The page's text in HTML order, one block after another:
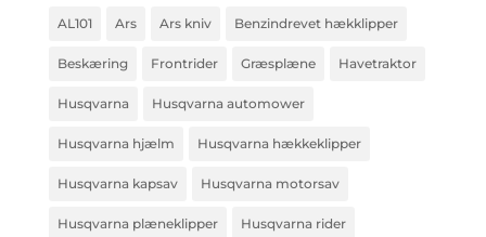
AL101 Ars Ars kniv Benzindrevet hækklipper
Beskæring Frontrider Græsplæne Havetraktor
Husqvarna Husqvarna automower
Husqvarna hjælm Husqvarna hækkeklipper
Husqvarna kapsav Husqvarna motorsav
Husqvarna plæneklipper Husqvarna rider